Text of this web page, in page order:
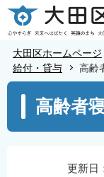
こ
の
ジ
大田区ホームページ
給付・貸与
高齢
こ
高齢者
更新日